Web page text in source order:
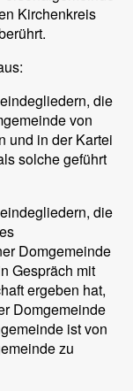
Kirchenkreis
die
von
und in der Kartei
solche geführt
die
Domgemeinde
Gespräch mit
ergeben hat,
Domgemeinde
ist von
zu